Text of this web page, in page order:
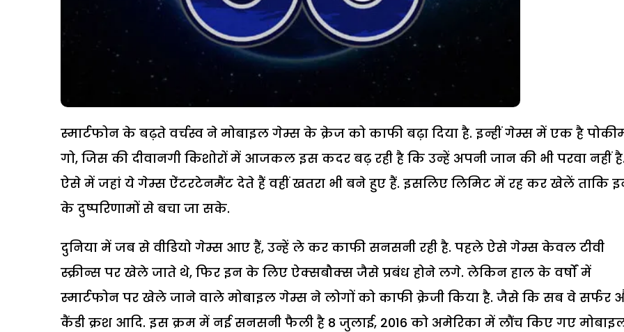
स्मार्टफोन के बढ़ते वर्चस्व ने मोबाइल गेम्स के क्रेज को काफी बढ़ा दिया है. इन्हीं गेम्स में एक है
गो, जिस की दीवानगी किशोरों में आजकल इस कदर बढ़ रही है कि उन्हें अपनी जान की भी परवा नहीं
ऐसे में जहां ये गेम्स ऐंटरटेनमैंट देते हैं वहीं खतरा भी बने हुए हैं. इसलिए लिमिट में रह कर खेलें ताकि
के दुष्परिणामों से बचा जा सके.
दुनिया में जब से वीडियो गेम्स आए हैं, उन्हें ले कर काफी सनसनी रही है. पहले ऐसे गेम्स केवल टीवी
स्क्रीन्स पर खेले जाते थे, फिर इन के लिए ऐक्सबौक्स जैसे प्रबंध होने लगे. लेकिन हाल के वर्षों में
स्मार्टफोन पर खेले जाने वाले मोबाइल गेम्स ने लोगों को काफी क्रेजी किया है. जैसे कि सब वे सर्फर
कैंडी क्रश आदि. इस क्रम में नई सनसनी फैली है 8 जुलाई, 2016 को अमेरिका में लौंच किए गए